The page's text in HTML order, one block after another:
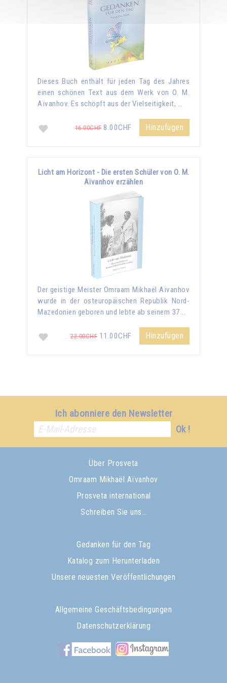
Dieses Buch enthält für jeden Tag des Jahres
einen schönen Text aus dem Werk von O. M.
Aïvanhov. Es schöpft aus der Vielseitigkeit, …
16.00CHF8.00CHF Hinzufügen
Licht am Horizont - Die ersten Schüler von O. M.
Aïvanhov erzählen
Der geistige Meister Omraam Mikhaël Aïvanhov
wurde in der osteuropäischen Republik Nord-
Mazedonien geboren und lebte ab seinem 37...
22.00CHF 11.00CHF Hinzufügen
Ich abonniere den Newsletter
Ok !
Über Prosveta
Omraam Mikhaël Aïvanhov
Prosveta international
Schreiben Sie uns…
Gedanken für den Tag
Katalog zum Herunterladen
Unsere neuesten Veröffentlichungen
Allgemeine Geschäftsbedingungen
Datenschutzerklärung